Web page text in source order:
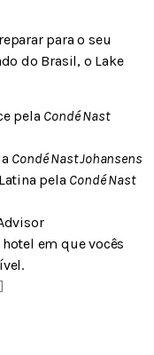
para o seu
do Brasil, o Lake
pela Condé Nast
Condé Nast Johansens
pela Condé Nast
em que vocês